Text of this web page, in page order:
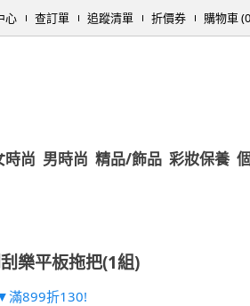
心 查訂單 追蹤清單 折價券 購物車
時尚 男時尚 精品/飾品 彩妝保養
樂平板拖把(1組)
滿899折130!